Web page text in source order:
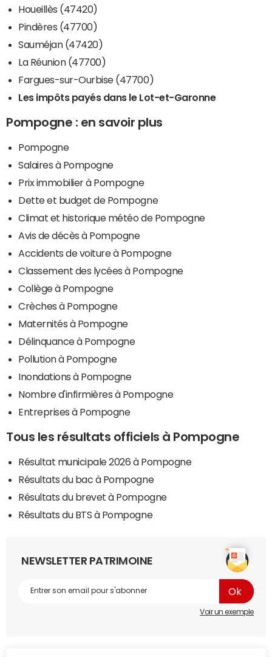
Houeillès (47420)
Pindères (47700)
Sauméjan (47420)
La Réunion (47700)
Fargues-sur-Ourbise (47700)
Les impôts payés dans le Lot-et-Garonne
Pompogne : en savoir plus
Pompogne
Salaires à Pompogne
Prix immobilier à Pompogne
Dette et budget de Pompogne
Climat et historique météo de Pompogne
Avis de décès à Pompogne
Accidents de voiture à Pompogne
Classement des lycées à Pompogne
Collège à Pompogne
Crèches à Pompogne
Maternités à Pompogne
Délinquance à Pompogne
Pollution à Pompogne
Inondations à Pompogne
Nombre d'infirmières à Pompogne
Entreprises à Pompogne
Tous les résultats officiels à Pompogne
Résultat municipale 2026 à Pompogne
Résultats du bac à Pompogne
Résultats du brevet à Pompogne
Résultats du BTS à Pompogne
NEWSLETTER PATRIMOINE
Voir un exemple